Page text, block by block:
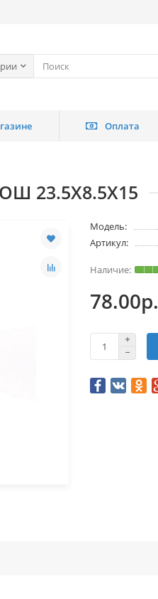
Оплата
23.5Х8.5Х15
Модель:
Артикул:
78.00р.